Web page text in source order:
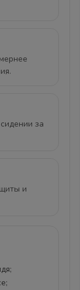
за
и